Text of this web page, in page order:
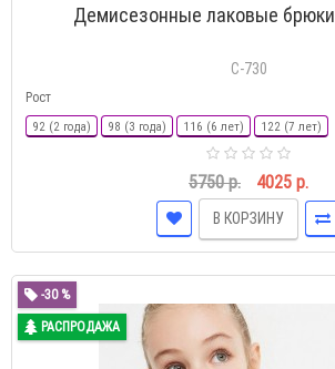
Демисезонные лаковые брюки
С-730
Рост
92 (2 года) 98 (3 года) 116 (6 лет) 122 (7 лет)
5750 р. 4025 р.
В КОРЗИНУ
-30 %
РАСПРОДАЖА